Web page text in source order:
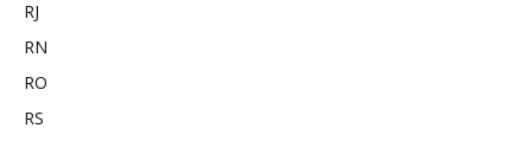
RJ
RN
RO
RS